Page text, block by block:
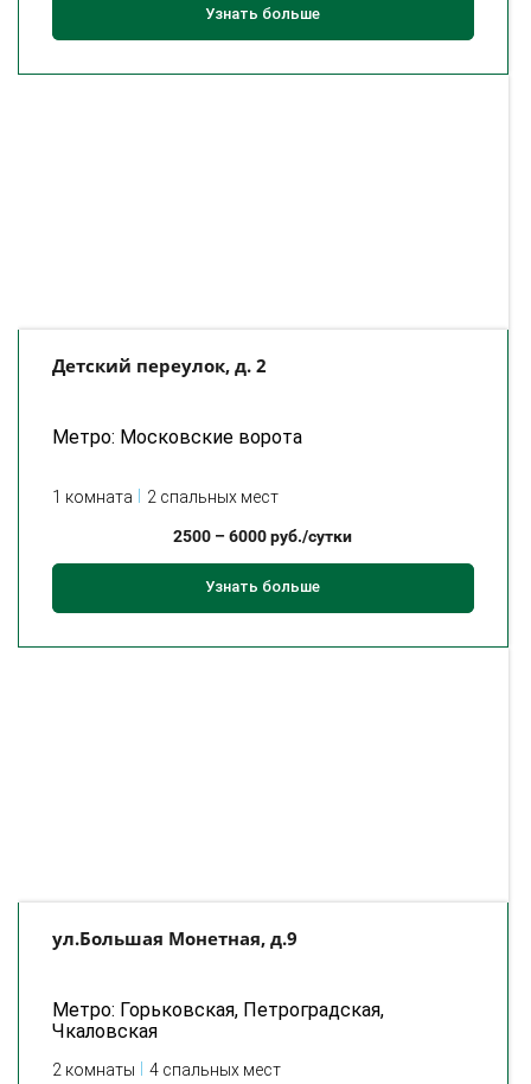
Узнать больше
Детский переулок, д. 2
Метро: Московские ворота
1 комната 2 спальных мест
2500 –6000руб./сутки
Узнать больше
ул.Большая Монетная, д.9
Метро: Горьковская, Петроградская,
Чкаловская
2 комнаты 4 спальных мест